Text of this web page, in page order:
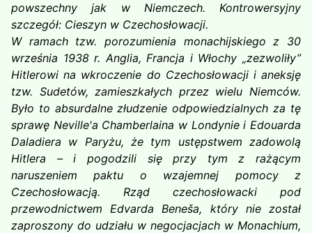
powszechny jak w Niemczech. Kontrowersyjny
szczegół: Cieszyn w Czechosłowacji.
W ramach tzw. porozumienia monachijskiego z 30
września 1938 r. Anglia, Francja i Włochy „zezwoliły”
Hitlerowi na wkroczenie do Czechosłowacji i aneksję
tzw. Sudetów, zamieszkałych przez wielu Niemców.
Było to absurdalne złudzenie odpowiedzialnych za tę
sprawę Neville'a Chamberlaina w Londynie i Edouarda
Daladiera w Paryżu, że tym ustępstwem zadowolą
Hitlera – i pogodzili się przy tym z rażącym
naruszeniem paktu o wzajemnej pomocy z
Czechosłowacją. Rząd czechosłowacki pod
przewodnictwem Edvarda Beneša, który nie został
zaproszony do udziału w negocjacjach w Monachium,